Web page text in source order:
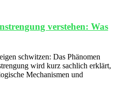
verstehen: Was
schwitzen: Das Phänomen
wird kurz sachlich erklärt,
Mechanismen und